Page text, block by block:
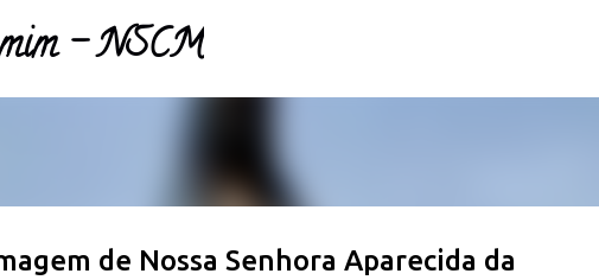
mim - NSCM
de Nossa Senhora Aparecida da